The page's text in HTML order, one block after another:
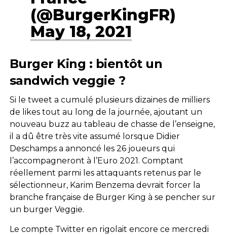
(@BurgerKingFR)
May 18, 2021
Burger King : bientôt un
sandwich veggie ?
Si le tweet a cumulé plusieurs dizaines de milliers
de likes tout au long de la journée, ajoutant un
nouveau buzz au tableau de chasse de l’enseigne,
il a dû être très vite assumé lorsque Didier
Deschamps a annoncé les 26 joueurs qui
l’accompagneront à l’Euro 2021. Comptant
réellement parmi les attaquants retenus par le
sélectionneur, Karim Benzema devrait forcer la
branche française de Burger King à se pencher sur
un burger Veggie.
Le compte Twitter en rigolait encore ce mercredi